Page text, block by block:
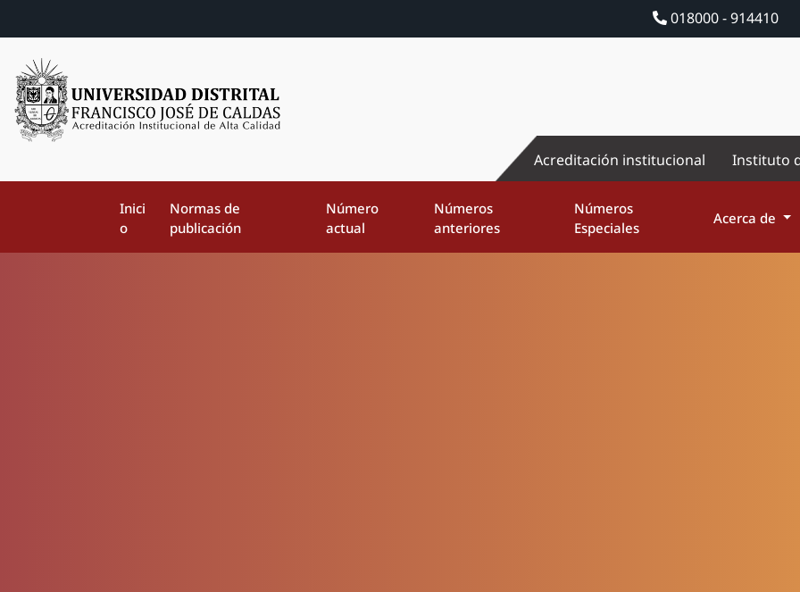
018000 - 914410
Acreditación institucional Instituto
Inici
o
Normas de
publicación
Número
actual
Números
anteriores
Números
Especiales
Acerca de